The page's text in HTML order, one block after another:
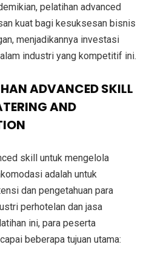
pelatihan advanced
kuat bagi kesuksesan bisnis
menjadikannya investasi
industri yang kompetitif ini.
ADVANCED SKILL
AND
skill untuk mengelola
adalah untuk
dan pengetahuan para
perhotelan dan jasa
ini, para peserta
beberapa tujuan utama: